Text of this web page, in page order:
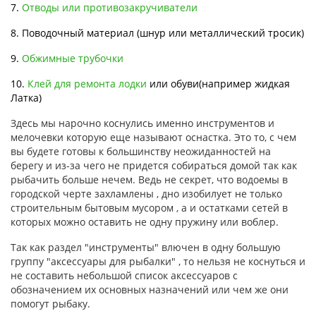
7. Отводы или противозакручиватели
8. Поводочный материал (шнур или металлический тросик)
9. Обжимные трубочки
10. Клей для ремонта лодки или обуви(например жидкая
Латка)
Здесь мы нарочно коснулись именно инструментов и
мелочевки которую еще называют оснастка. Это то, с чем
вы будете готовы к большинству неожиданностей на
берегу и из-за чего не придется собираться домой так как
рыбачить больше нечем. Ведь не секрет, что водоемы в
городской черте захламлены , дно изобилует не только
строительным бытовым мусором , а и остатками сетей в
которых можно оставить не одну пружину или воблер.
Так как раздел "инструменты" влючен в одну большую
группу "аксессуары для рыбалки" , то нельзя не коснуться и
не составить небольшой список аксессуаров с
обозначением их основных назначений или чем же они
помогут рыбаку.